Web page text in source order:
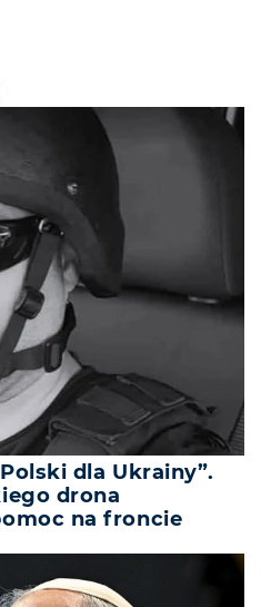
dla Ukrainy”.
drona
na froncie